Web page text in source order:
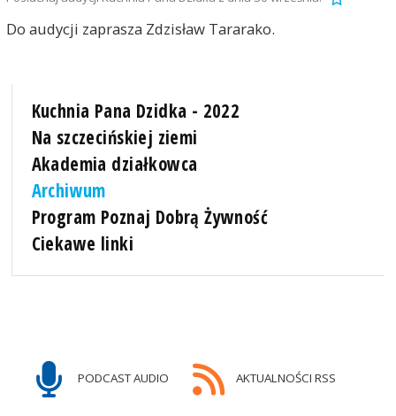
Do audycji zaprasza Zdzisław Tararako.
Kuchnia Pana Dzidka - 2022
Na szczecińskiej ziemi
Akademia działkowca
Archiwum
Program Poznaj Dobrą Żywność
Ciekawe linki
PODCAST AUDIO AKTUALNOŚCI RSS